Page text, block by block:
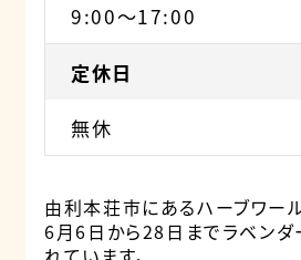
9:00〜17:00
定休日
無休
由利本荘市にあるハーブワー
6月6日から28日までラベンダ